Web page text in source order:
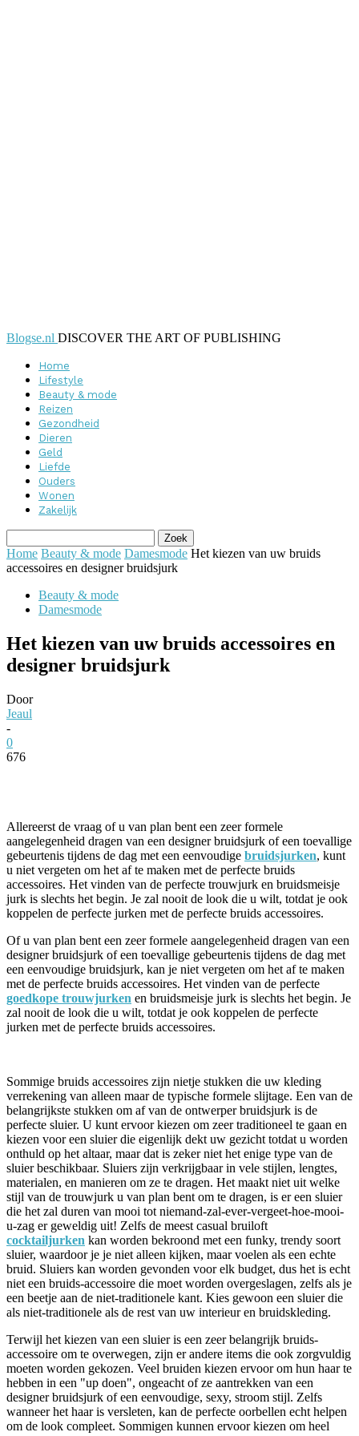
Blogse.nl DISCOVER THE ART OF PUBLISHING
Home
Lifestyle
Beauty & mode
Reizen
Gezondheid
Dieren
Geld
Liefde
Ouders
Wonen
Zakelijk
Home Beauty & mode Damesmode Het kiezen van uw bruids
accessoires en designer bruidsjurk
Beauty & mode
Damesmode
Het kiezen van uw bruids accessoires en
designer bruidsjurk
Door
Jeaul
-
0
676
Allereerst de vraag of u van plan bent een zeer formele
aangelegenheid dragen van een designer bruidsjurk of een toevallige
gebeurtenis tijdens de dag met een eenvoudige bruidsjurken, kunt
u niet vergeten om het af te maken met de perfecte bruids
accessoires. Het vinden van de perfecte trouwjurk en bruidsmeisje
jurk is slechts het begin. Je zal nooit de look die u wilt, totdat je ook
koppelen de perfecte jurken met de perfecte bruids accessoires.
Of u van plan bent een zeer formele aangelegenheid dragen van een
designer bruidsjurk of een toevallige gebeurtenis tijdens de dag met
een eenvoudige bruidsjurk, kan je niet vergeten om het af te maken
met de perfecte bruids accessoires. Het vinden van de perfecte
goedkope trouwjurken en bruidsmeisje jurk is slechts het begin. Je
zal nooit de look die u wilt, totdat je ook koppelen de perfecte
jurken met de perfecte bruids accessoires.
Sommige bruids accessoires zijn nietje stukken die uw kleding
verrekening van alleen maar de typische formele slijtage. Een van de
belangrijkste stukken om af van de ontwerper bruidsjurk is de
perfecte sluier. U kunt ervoor kiezen om zeer traditioneel te gaan en
kiezen voor een sluier die eigenlijk dekt uw gezicht totdat u worden
onthuld op het altaar, maar dat is zeker niet het enige type van de
sluier beschikbaar. Sluiers zijn verkrijgbaar in vele stijlen, lengtes,
materialen, en manieren om ze te dragen. Het maakt niet uit welke
stijl van de trouwjurk u van plan bent om te dragen, is er een sluier
die het zal duren van mooi tot niemand-zal-ever-vergeet-hoe-mooi-
u-zag er geweldig uit! Zelfs de meest casual bruiloft
cocktailjurken kan worden bekroond met een funky, trendy soort
sluier, waardoor je je niet alleen kijken, maar voelen als een echte
bruid. Sluiers kan worden gevonden voor elk budget, dus het is echt
niet een bruids-accessoire die moet worden overgeslagen, zelfs als je
een beetje aan de niet-traditionele kant. Kies gewoon een sluier die
als niet-traditionele als de rest van uw interieur en bruidskleding.
Terwijl het kiezen van een sluier is een zeer belangrijk bruids-
accessoire om te overwegen, zijn er andere items die ook zorgvuldig
moeten worden gekozen. Veel bruiden kiezen ervoor om hun haar te
hebben in een "up doen", ongeacht of ze aantrekken van een
designer bruidsjurk of een eenvoudige, sexy, stroom stijl. Zelfs
wanneer het haar is versleten, kan de perfecte oorbellen echt helpen
om de look compleet. Sommigen kunnen ervoor kiezen om heel